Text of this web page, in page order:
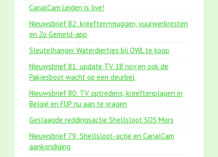
CanalCam Leiden is live!
Nieuwsbrief 82: kreeften+muggen, vuurwerkresten
en Zo Gemeld-app
Sleutelhanger Waterdiertjes bij OWL te koop
Nieuwsbrief 81: update TV 18 nov en ook de
Pakjesboot wacht op een deurbel
Nieuwsbrief 80: TV optredens, kreeftenplagen in
België en FUP nu aan te vragen
Geslaagde reddingsactie Shellsloot SOS Mors
Nieuwsbrief 79: Shellsloot-actie en CanalCam
aankondiging